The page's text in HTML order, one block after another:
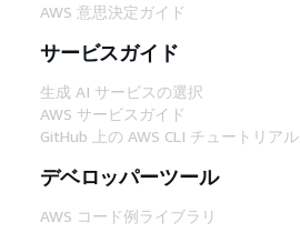
AWS 意思決定ガイド
サービスガイド
生成 AI サービスの選択
AWS サービスガイド
GitHub 上の AWS CLI チュートリアル
デベロッパーツール
AWS コード例ライブラリ